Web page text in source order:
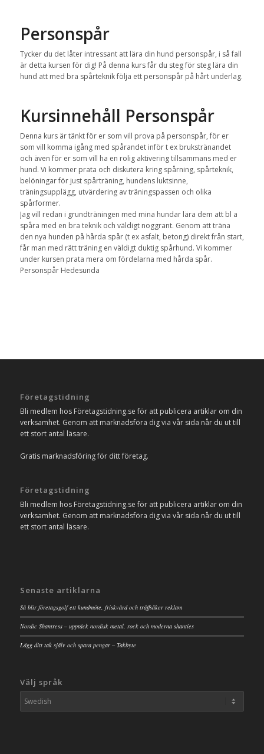
Personspår
Tycker du det låter intressant att lära din hund personspår, i så fall
är detta kursen för dig! På denna kurs får du steg för steg lära din
hund att med bra spårteknik följa ett personspår på hårt underlag.
Kursinnehåll Personspår
Denna kurs är tänkt för er som vill prova på personspår, för er
som vill komma igång med spårandet inför t ex brukstränandet
och även för er som vill ha en rolig aktivering tillsammans med er
hund. Vi kommer prata och diskutera kring spårning, spårteknik,
belöningar för just spårträning, hundens luktsinne,
träningsupplägg, utvärdering av träningspassen och olika
spårformer.
Jag vill redan i grundträningen med mina hundar lära dem att bl a
spåra med en bra teknik och väldigt noggrant. Genom att träna
den nya hunden på hårda spår (t ex asfalt, betong) direkt från start,
får man med rätt träning en väldigt duktig spårhund. Vi kommer
under kursen prata mera om fördelarna med hårda spår.
Personspår Hedesunda
Företagstidning
Bli medlem hos Företagstidning.se för att publicera artiklar om din
verksamhet. Genom att marknadsföra dig via vår sida når du ut till
ett stort antal läsare.
Gratis marknadsföring för ditt företag.
Företagstidning
Bli medlem hos Företagstidning.se för att publicera artiklar om din
verksamhet. Genom att marknadsföra dig via vår sida når du ut till
ett stort antal läsare.
Senaste artiklarna
Så blir företagsgolf ett kundmöte, friskvård och träffsäker reklam
Nordic Shantress – upptäck nordisk metal, rock och moderna shanties
Lägg ditt tak själv och spara pengar – Takbyte
Välj språk